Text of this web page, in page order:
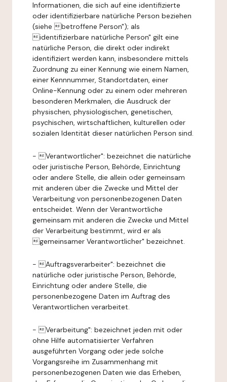
Informationen, die sich auf eine identifizierte
oder identifizierbare natürliche Person beziehen
(siehe betroffene Person"); als
identifizierbare natürliche Person" gilt eine
natürliche Person, die direkt oder indirekt
identifiziert werden kann, insbesondere mittels
Zuordnung zu einer Kennung wie einem Namen,
einer Kennnummer, Standortdaten, einer
Online-Kennung oder zu einem oder mehreren
besonderen Merkmalen, die Ausdruck der
physischen, physiologischen, genetischen,
psychischen, wirtschaftlichen, kulturellen oder
sozialen Identität dieser natürlichen Person sind.
- Verantwortlicher": bezeichnet die natürliche
oder juristische Person, Behörde, Einrichtung
oder andere Stelle, die allein oder gemeinsam
mit anderen über die Zwecke und Mittel der
Verarbeitung von personenbezogenen Daten
entscheidet. Wenn der Verantwortliche
gemeinsam mit anderen die Zwecke und Mittel
der Verarbeitung bestimmt, wird er als
gemeinsamer Verantwortlicher" bezeichnet.
- Auftragsverarbeiter": bezeichnet die
natürliche oder juristische Person, Behörde,
Einrichtung oder andere Stelle, die
personenbezogene Daten im Auftrag des
Verantwortlichen verarbeitet.
- Verarbeitung": bezeichnet jeden mit oder
ohne Hilfe automatisierter Verfahren
ausgeführten Vorgang oder jede solche
Vorgangsreihe im Zusammenhang mit
personenbezogenen Daten wie das Erheben,